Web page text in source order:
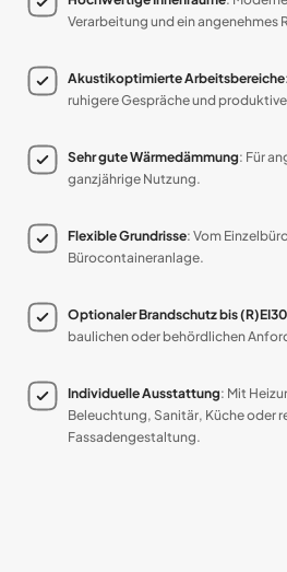
Verarbeitung und ein angenehmes
Akustikoptimierte Arbeitsbereiche
ruhigere Gespräche und
Sehr gute Wärmedämmung: Für
ganzjährige Nutzung.
Flexible Grundrisse: Vom
Bürocontaineranlage.
Optionaler Brandschutz bis
baulichen oder behördlichen
Individuelle Ausstattung: Mit
Beleuchtung, Sanitär, Küche oder
Fassadengestaltung.